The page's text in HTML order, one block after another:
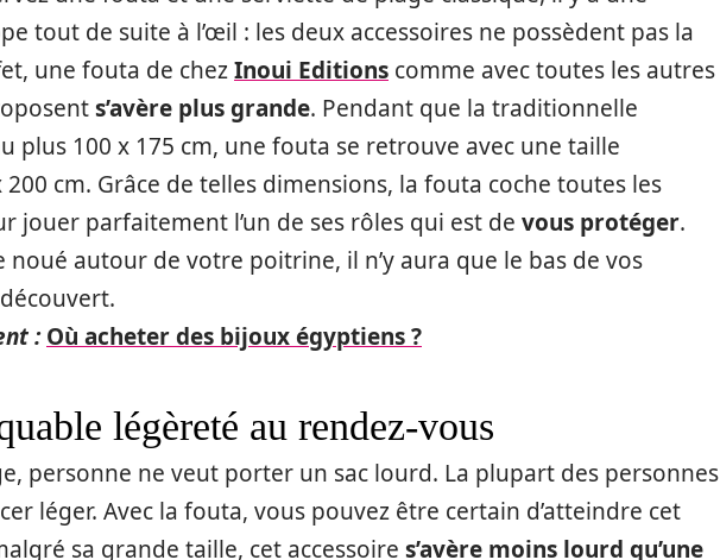
tout de suite à l’œil : les deux accessoires ne possèdent pas la
une fouta de chezInoui Editions comme avec toutes les autres
s’avère plus grande. Pendant que la traditionnelle
plus 100 x 175 cm, une fouta se retrouve avec une taille
cm. Grâce de telles dimensions, la fouta coche toutes les
jouer parfaitement l’un de ses rôles qui est de vous protéger.
noué autour de votre poitrine, il n’y aura que le bas de vos
: Où acheter des bijoux égyptiens ?
légèreté au rendez-vous
personne ne veut porter un sac lourd. La plupart des personnes
léger. Avec la fouta, vous pouvez être certain d’atteindre cet
sa grande taille, cet accessoire s’avère moins lourd qu’une